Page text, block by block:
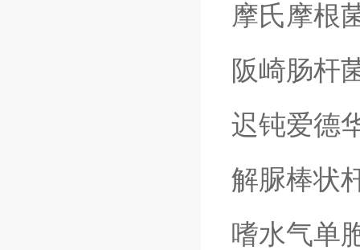
摩氏摩根
阪崎肠杆
迟钝爱德
解脲棒状
嗜水气单